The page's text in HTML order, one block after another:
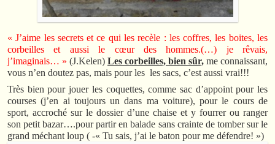
« J’aime les secrets et ce qui les recèle : les coffres, les boites, les
corbeilles et aussi le cœur des hommes.(…) je rêvais,
j’imaginais… » (J.Kelen) Les corbeilles, bien sûr, me connaissant,
vous n’en doutez pas, mais pour les les sacs, c’est aussi vrai!!!
Très bien pour jouer les coquettes, comme sac d’appoint pour les
courses (j’en ai toujours un dans ma voiture), pour le cours de
sport, accroché sur le dossier d’une chaise et y fourrer ou ranger
son petit bazar….pour partir en balade sans crainte de tomber sur le
grand méchant loup ( -« Tu sais, j’ai le baton pour me défendre! »)